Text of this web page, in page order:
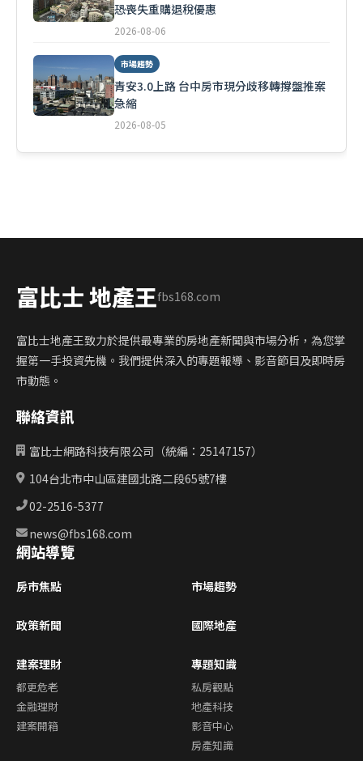
恐喪失重購退稅優惠
2026-08-06
市場趨勢
青安3.0上路 台中房市現分歧移轉撐盤推案
急縮
2026-08-05
富比士 地產王fbs168.com
富比士地產王致力於提供最專業的房地產新聞與市場分析，為您掌
握第一手投資先機。我們提供深入的專題報導、影音節目及即時房
市動態。
聯絡資訊
富比士網路科技有限公司（統編：25147157）
104台北市中山區建國北路二段65號7樓
02-2516-5377
news@fbs168.com
網站導覽
房市焦點 市場趨勢
政策新聞 國際地產
建案理財
都更危老
金融理財
建案開箱
專題知識
私房觀點
地產科技
影音中心
房產知識